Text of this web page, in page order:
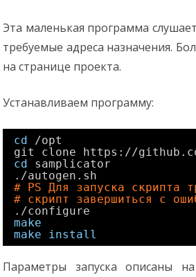
Эта маленькая программа
требуемые адреса назначения.
на странице проекта.
Устанавливаем программу:
cd
/opt
git clone https: //github
cd
samplicator
. /autogen .sh
# PS Для запуска скрипта
# скрипт завершиться с
. /configure
make
make
install
Параметры запуска описаны